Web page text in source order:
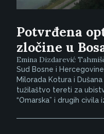
Potvrđena
zločine u
Emina Dizdarević
Sud Bosne i
Milorada Kotura i
tužilaštvo tereti za
“Omarska” i drugih civila